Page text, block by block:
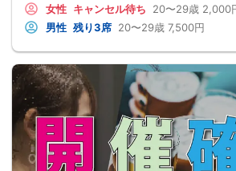
女性 キャンセル待ち 20〜29歳 2,000
男性 残り3席 20〜29歳 7,500円